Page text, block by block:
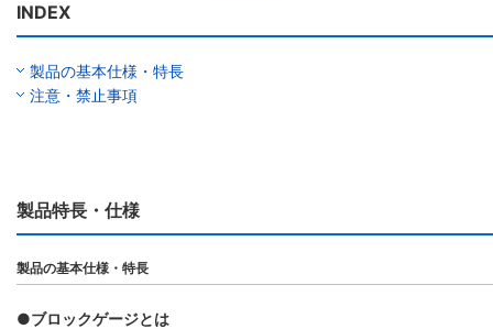
INDEX
製品の基本仕様・特長
注意・禁止事項
製品特長・仕様
製品の基本仕様・特長
●ブロックゲージとは